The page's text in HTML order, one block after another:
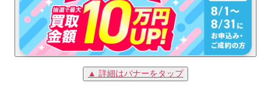
▲ 詳細はバナーをタップ